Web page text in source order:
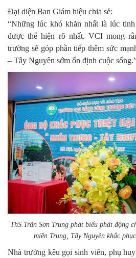
Đại diện Ban Giám hiệu chia sẻ:
“Những lúc khó khăn nhất là lúc
được thể hiện rõ nhất. VCI mong
trường sẽ góp phần tiếp thêm sức
– Tây Nguyên sớm ổn định cuộc
ThS.Trần Sơn Trung phát biểu phát động
miền Trung, Tây Nguyên khắc
Nhà trườngkêu gọi sinh viên, phụ